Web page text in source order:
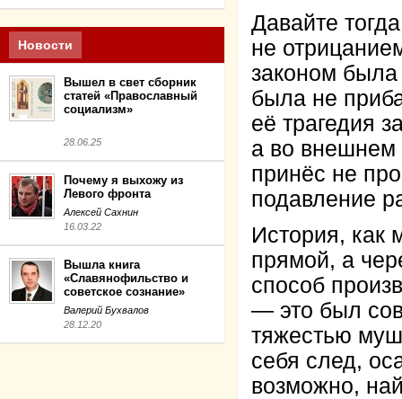
Новости
Вышел в свет сборник
статей «Православный
социализм»
28.06.25
Почему я выхожу из
Левого фронта
Алексей Сахнин
16.03.22
Вышла книга
«Славянофильство и
советское сознание»
Валерий Бухвалов
28.12.20
Давайте
не
законом
была не
её трагедия
а во внешнем
принёс не
подавление
История, как
прямой, а
способ
— это был
тяжестью
себя след,
возможно,